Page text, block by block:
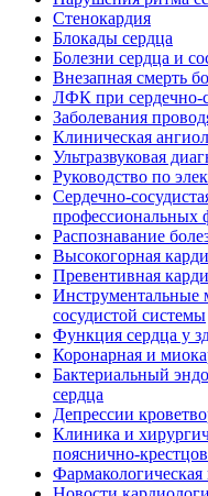
Стенокардия
Блокады сердца
Болезни сердца и
Внезапная смерть
ЛФК при сердечно-
Заболевания
Клиническая
Ультразвуковая
Руководство по
Сердечно-
профессиональных
Распознавание
Высокогорная
Превентивная
Инструментальные
сосудистой системы
Функция сердца у
Коронарная и
Бактериальный
сердца
Депрессии
Клиника и
пояснично-